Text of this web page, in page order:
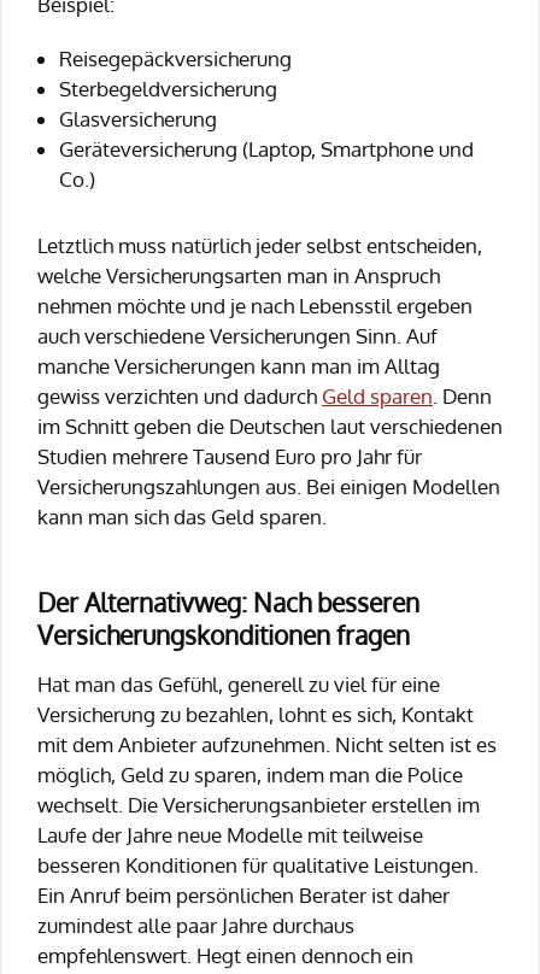
Reisegepäckversicherung
Sterbegeldversicherung
Glasversicherung
Geräteversicherung (Laptop, Smartphone und
Co.)
Letztlich muss natürlich jeder selbst entscheiden,
welche Versicherungsarten man in Anspruch
nehmen möchte und je nach Lebensstil ergeben
auch verschiedene Versicherungen Sinn. Auf
manche Versicherungen kann man im Alltag
gewiss verzichten und dadurch Geld sparen . Denn
im Schnitt geben die Deutschen laut verschiedenen
Studien mehrere Tausend Euro pro Jahr für
Versicherungszahlungen aus. Bei einigen Modellen
kann man sich das Geld sparen.
Der Alternativweg: Nach besseren
Versicherungskonditionen fragen
Hat man das Gefühl, generell zu viel für eine
Versicherung zu bezahlen, lohnt es sich, Kontakt
mit dem Anbieter aufzunehmen. Nicht selten ist es
möglich, Geld zu sparen, indem man die Police
wechselt. Die Versicherungsanbieter erstellen im
Laufe der Jahre neue Modelle mit teilweise
besseren Konditionen für qualitative Leistungen.
Ein Anruf beim persönlichen Berater ist daher
zumindest alle paar Jahre durchaus
empfehlenswert. Hegt einen dennoch ein